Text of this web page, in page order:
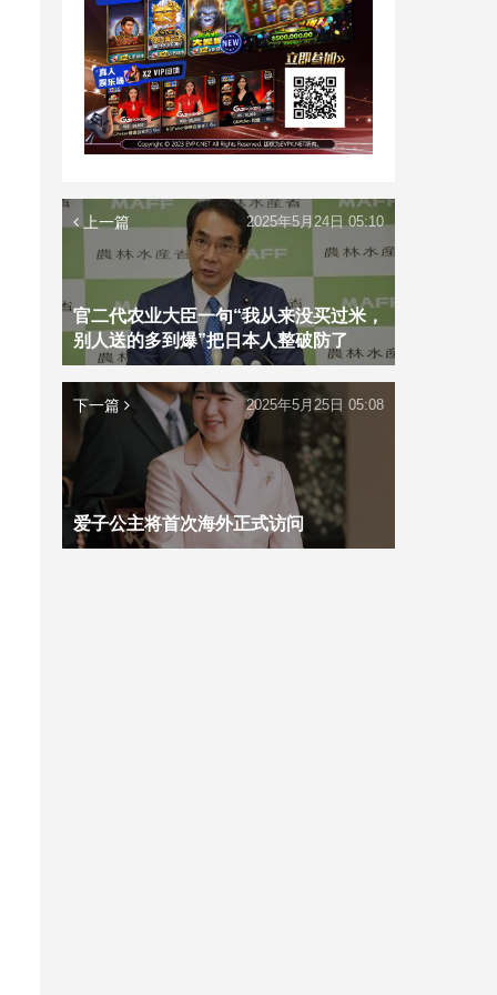
上一篇
官二代农业大臣一句“我从来没买过米，
别人送的多到爆”把日本人整破防了
2025年5月24日 05:10
下一篇
爱子公主将首次海外正式访问
2025年5月25日 05:08